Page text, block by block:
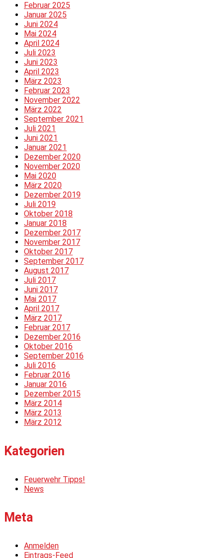
Februar 2025
Januar 2025
Juni 2024
Mai 2024
April 2024
Juli 2023
Juni 2023
April 2023
März 2023
Februar 2023
November 2022
März 2022
September 2021
Juli 2021
Juni 2021
Januar 2021
Dezember 2020
November 2020
Mai 2020
März 2020
Dezember 2019
Juli 2019
Oktober 2018
Januar 2018
Dezember 2017
November 2017
Oktober 2017
September 2017
August 2017
Juli 2017
Juni 2017
Mai 2017
April 2017
März 2017
Februar 2017
Dezember 2016
Oktober 2016
September 2016
Juli 2016
Februar 2016
Januar 2016
Dezember 2015
März 2014
März 2013
März 2012
Kategorien
Feuerwehr Tipps!
News
Meta
Anmelden
Eintrags-Feed